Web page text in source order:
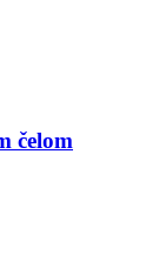
čelom